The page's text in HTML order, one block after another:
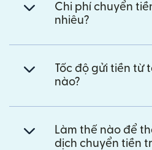
Chi phí chuyển
nhiêu?
Tốc độ gửi tiền từ
nào?
Làm thế nào để
dịch chuyển tiền